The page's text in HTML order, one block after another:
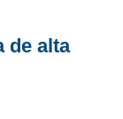
de alta